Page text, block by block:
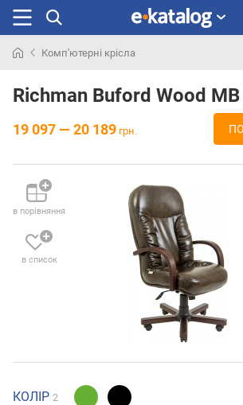
раніше
Комп'ютерні крісла
Richman Buford Wood MB
19 097 — 20 189 грн.
в порівняння
в список
КОЛІР 2